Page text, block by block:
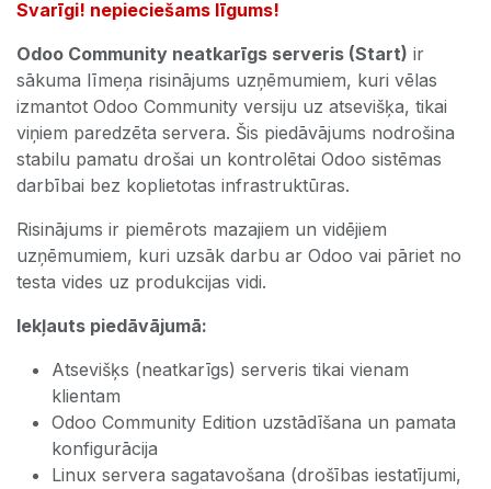
Svarīgi! nepieciešams līgums!
Odoo Community neatkarīgs serveris (Start) ir
sākuma līmeņa risinājums uzņēmumiem, kuri vēlas
izmantot Odoo Community versiju uz atsevišķa, tikai
viņiem paredzēta servera. Šis piedāvājums nodrošina
stabilu pamatu drošai un kontrolētai Odoo sistēmas
darbībai bez koplietotas infrastruktūras.
Risinājums ir piemērots mazajiem un vidējiem
uzņēmumiem, kuri uzsāk darbu ar Odoo vai pāriet no
testa vides uz produkcijas vidi.
Iekļauts piedāvājumā:
Atsevišķs (neatkarīgs) serveris tikai vienam
klientam
Odoo Community Edition uzstādīšana un pamata
konfigurācija
Linux servera sagatavošana (drošības iestatījumi,